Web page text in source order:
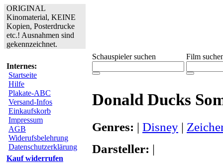
ORIGINAL
Kinomaterial, KEINE
Kopien, Posterdrucke
etc.! Ausnahmen sind
gekennzeichnet.
Internes:
Startseite
Hilfe
Plakate-ABC
Versand-Infos
Einkaufskorb
Impressum
AGB
Widerufsbelehrung
Datenschutzerklärung
Kauf widerrufen
Schauspieler suchen Film
Donald Ducks
Genres: | Disney |
Darsteller: |